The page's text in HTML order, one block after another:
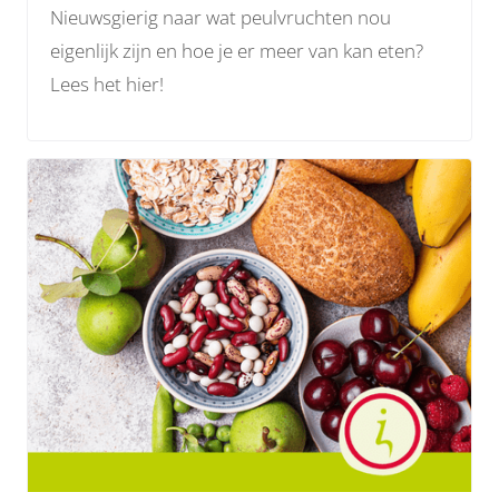
Nieuwsgierig naar wat peulvruchten nou
eigenlijk zijn en hoe je er meer van kan eten?
Lees het hier!